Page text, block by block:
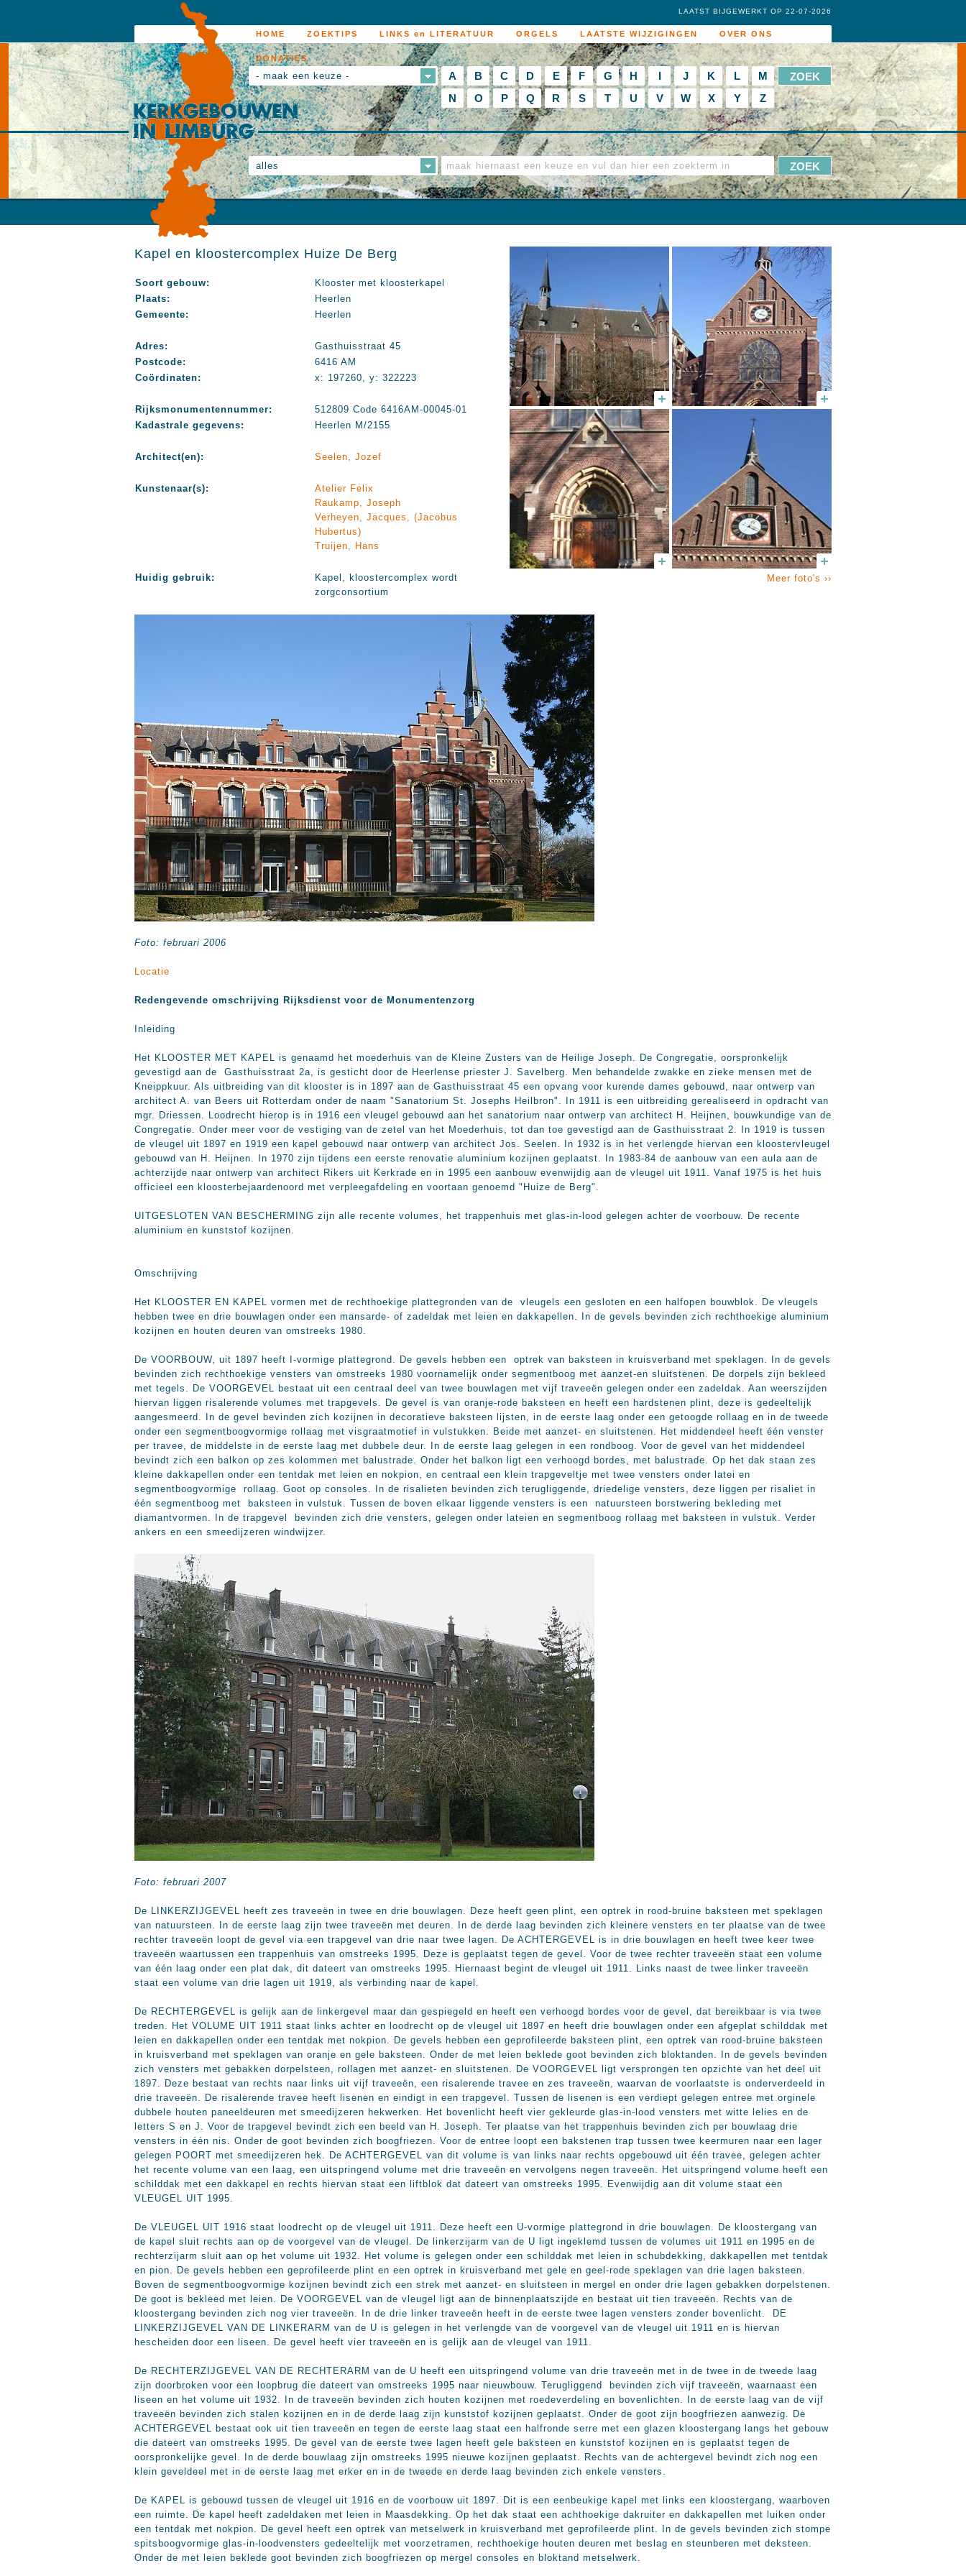
HOME ZOEKTIPS LINKS en LITERATUUR ORGELS LAATSTE WIJZIGINGEN OVER ONS
DONATIES
LAATST BIJGEWERKT OP 22-07-2026
- maak een keuze - A B C D E F G H I J K L
M
N
O P Q R S T U V W X Y Z
alles
Kapel en kloostercomplex Huize De Berg
Soort gebouw:
Klooster met kloosterkapel
Plaats:
Heerlen
Gemeente:
Heerlen
Adres:
Gasthuisstraat 45
Postcode:
6416 AM
Coördinaten:
x: 197260, y: 322223
Rijksmonumentennummer:
512809 Code 6416AM-00045-01
Kadastrale gegevens:
Heerlen M/2155
Architect(en): Seelen, Jozef
Kunstenaar(s):
Atelier Felix
Raukamp, Joseph
Verheyen, Jacques, (Jacobus
Hubertus)
Truijen, Hans
Huidig gebruik:
Kapel, kloostercomplex wordt
zorgconsortium
Meer foto's ››
Foto: februari 2006
Locatie
Redengevende omschrijving Rijksdienst voor de Monumentenzorg
Inleiding
Het KLOOSTER MET KAPEL is genaamd het moederhuis van de Kleine Zusters van de Heilige Joseph. De Congregatie, oorspronkelijk
gevestigd aan de Gasthuisstraat 2a, is gesticht door de Heerlense priester J. Savelberg. Men behandelde zwakke en zieke mensen met de
Kneippkuur. Als uitbreiding van dit klooster is in 1897 aan de Gasthuisstraat 45 een opvang voor kurende dames gebouwd, naar ontwerp van
architect A. van Beers uit Rotterdam onder de naam "Sanatorium St. Josephs Heilbron". In 1911 is een uitbreiding gerealiseerd in opdracht van
mgr. Driessen. Loodrecht hierop is in 1916 een vleugel gebouwd aan het sanatorium naar ontwerp van architect H. Heijnen, bouwkundige van de
Congregatie. Onder meer voor de vestiging van de zetel van het Moederhuis, tot dan toe gevestigd aan de Gasthuisstraat 2. In 1919 is tussen
de vleugel uit 1897 en 1919 een kapel gebouwd naar ontwerp van architect Jos. Seelen. In 1932 is in het verlengde hiervan een kloostervleugel
gebouwd van H. Heijnen. In 1970 zijn tijdens een eerste renovatie aluminium kozijnen geplaatst. In 1983-84 de aanbouw van een aula aan de
achterzijde naar ontwerp van architect Rikers uit Kerkrade en in 1995 een aanbouw evenwijdig aan de vleugel uit 1911. Vanaf 1975 is het huis
officieel een kloosterbejaardenoord met verpleegafdeling en voortaan genoemd "Huize de Berg".
UITGESLOTEN VAN BESCHERMING zijn alle recente volumes, het trappenhuis met glas-in-lood gelegen achter de voorbouw. De recente
aluminium en kunststof kozijnen.
Omschrijving
Het KLOOSTER EN KAPEL vormen met de rechthoekige plattegronden van de vleugels een gesloten en een halfopen bouwblok. De vleugels
hebben twee en drie bouwlagen onder een mansarde- of zadeldak met leien en dakkapellen. In de gevels bevinden zich rechthoekige aluminium
kozijnen en houten deuren van omstreeks 1980.
De VOORBOUW, uit 1897 heeft I-vormige plattegrond. De gevels hebben een optrek van baksteen in kruisverband met speklagen. In de gevels
bevinden zich rechthoekige vensters van omstreeks 1980 voornamelijk onder segmentboog met aanzet-en sluitstenen. De dorpels zijn bekleed
met tegels. De VOORGEVEL bestaat uit een centraal deel van twee bouwlagen met vijf traveeën gelegen onder een zadeldak. Aan weerszijden
hiervan liggen risalerende volumes met trapgevels. De gevel is van oranje-rode baksteen en heeft een hardstenen plint, deze is gedeeltelijk
aangesmeerd. In de gevel bevinden zich kozijnen in decoratieve baksteen lijsten, in de eerste laag onder een getoogde rollaag en in de tweede
onder een segmentboogvormige rollaag met visgraatmotief in vulstukken. Beide met aanzet- en sluitstenen. Het middendeel heeft één venster
per travee, de middelste in de eerste laag met dubbele deur. In de eerste laag gelegen in een rondboog. Voor de gevel van het middendeel
bevindt zich een balkon op zes kolommen met balustrade. Onder het balkon ligt een verhoogd bordes, met balustrade. Op het dak staan zes
kleine dakkapellen onder een tentdak met leien en nokpion, en centraal een klein trapgeveltje met twee vensters onder latei en
segmentboogvormige rollaag. Goot op consoles. In de risalieten bevinden zich terugliggende, driedelige vensters, deze liggen per risaliet in
één segmentboog met baksteen in vulstuk. Tussen de boven elkaar liggende vensters is een natuursteen borstwering bekleding met
diamantvormen. In de trapgevel bevinden zich drie vensters, gelegen onder lateien en segmentboog rollaag met baksteen in vulstuk. Verder
ankers en een smeedijzeren windwijzer.
Foto: februari 2007
De LINKERZIJGEVEL heeft zes traveeën in twee en drie bouwlagen. Deze heeft geen plint, een optrek in rood-bruine baksteen met speklagen
van natuursteen. In de eerste laag zijn twee traveeën met deuren. In de derde laag bevinden zich kleinere vensters en ter plaatse van de twee
rechter traveeën loopt de gevel via een trapgevel van drie naar twee lagen. De ACHTERGEVEL is in drie bouwlagen en heeft twee keer twee
traveeën waartussen een trappenhuis van omstreeks 1995. Deze is geplaatst tegen de gevel. Voor de twee rechter traveeën staat een volume
van één laag onder een plat dak, dit dateert van omstreeks 1995. Hiernaast begint de vleugel uit 1911. Links naast de twee linker traveeën
staat een volume van drie lagen uit 1919, als verbinding naar de kapel.
De RECHTERGEVEL is gelijk aan de linkergevel maar dan gespiegeld en heeft een verhoogd bordes voor de gevel, dat bereikbaar is via twee
treden. Het VOLUME UIT 1911 staat links achter en loodrecht op de vleugel uit 1897 en heeft drie bouwlagen onder een afgeplat schilddak met
leien en dakkapellen onder een tentdak met nokpion. De gevels hebben een geprofileerde baksteen plint, een optrek van rood-bruine baksteen
in kruisverband met speklagen van oranje en gele baksteen. Onder de met leien beklede goot bevinden zich bloktanden. In de gevels bevinden
zich vensters met gebakken dorpelsteen, rollagen met aanzet- en sluitstenen. De VOORGEVEL ligt versprongen ten opzichte van het deel uit
1897. Deze bestaat van rechts naar links uit vijf traveeën, een risalerende travee en zes traveeën, waarvan de voorlaatste is onderverdeeld in
drie traveeën. De risalerende travee heeft lisenen en eindigt in een trapgevel. Tussen de lisenen is een verdiept gelegen entree met orginele
dubbele houten paneeldeuren met smeedijzeren hekwerken. Het bovenlicht heeft vier gekleurde glas-in-lood vensters met witte lelies en de
letters S en J. Voor de trapgevel bevindt zich een beeld van H. Joseph. Ter plaatse van het trappenhuis bevinden zich per bouwlaag drie
vensters in één nis. Onder de goot bevinden zich boogfriezen. Voor de entree loopt een bakstenen trap tussen twee keermuren naar een lager
gelegen POORT met smeedijzeren hek. De ACHTERGEVEL van dit volume is van links naar rechts opgebouwd uit één travee, gelegen achter
het recente volume van een laag, een uitspringend volume met drie traveeën en vervolgens negen traveeën. Het uitspringend volume heeft een
schilddak met een dakkapel en rechts hiervan staat een liftblok dat dateert van omstreeks 1995. Evenwijdig aan dit volume staat een
VLEUGEL UIT 1995.
De VLEUGEL UIT 1916 staat loodrecht op de vleugel uit 1911. Deze heeft een U-vormige plattegrond in drie bouwlagen. De kloostergang van
de kapel sluit rechts aan op de voorgevel van de vleugel. De linkerzijarm van de U ligt ingeklemd tussen de volumes uit 1911 en 1995 en de
rechterzijarm sluit aan op het volume uit 1932. Het volume is gelegen onder een schilddak met leien in schubdekking, dakkapellen met tentdak
en pion. De gevels hebben een geprofileerde plint en een optrek in kruisverband met gele en geel-rode speklagen van drie lagen baksteen.
Boven de segmentboogvormige kozijnen bevindt zich een strek met aanzet- en sluitsteen in mergel en onder drie lagen gebakken dorpelstenen.
De goot is bekleed met leien. De VOORGEVEL van de vleugel ligt aan de binnenplaatszijde en bestaat uit tien traveeën. Rechts van de
kloostergang bevinden zich nog vier traveeën. In de drie linker traveeën heeft in de eerste twee lagen vensters zonder bovenlicht. DE
LINKERZIJGEVEL VAN DE LINKERARM van de U is gelegen in het verlengde van de voorgevel van de vleugel uit 1911 en is hiervan
hescheiden door een liseen. De gevel heeft vier traveeën en is gelijk aan de vleugel van 1911.
De RECHTERZIJGEVEL VAN DE RECHTERARM van de U heeft een uitspringend volume van drie traveeën met in de twee in de tweede laag
zijn doorbroken voor een loopbrug die dateert van omstreeks 1995 naar nieuwbouw. Terugliggend bevinden zich vijf traveeën, waarnaast een
liseen en het volume uit 1932. In de traveeën bevinden zich houten kozijnen met roedeverdeling en bovenlichten. In de eerste laag van de vijf
traveeën bevinden zich stalen kozijnen en in de derde laag zijn kunststof kozijnen geplaatst. Onder de goot zijn boogfriezen aanwezig. De
ACHTERGEVEL bestaat ook uit tien traveeën en tegen de eerste laag staat een halfronde serre met een glazen kloostergang langs het gebouw
die dateert van omstreeks 1995. De gevel van de eerste twee lagen heeft gele baksteen en kunststof kozijnen en is geplaatst tegen de
oorspronkelijke gevel. In de derde bouwlaag zijn omstreeks 1995 nieuwe kozijnen geplaatst. Rechts van de achtergevel bevindt zich nog een
klein geveldeel met in de eerste laag met erker en in de tweede en derde laag bevinden zich enkele vensters.
De KAPEL is gebouwd tussen de vleugel uit 1916 en de voorbouw uit 1897. Dit is een eenbeukige kapel met links een kloostergang, waarboven
een ruimte. De kapel heeft zadeldaken met leien in Maasdekking. Op het dak staat een achthoekige dakruiter en dakkapellen met luiken onder
een tentdak met nokpion. De gevel heeft een optrek van metselwerk in kruisverband met geprofileerde plint. In de gevels bevinden zich stompe
spitsboogvormige glas-in-loodvensters gedeeltelijk met voorzetramen, rechthoekige houten deuren met beslag en steunberen met deksteen.
Onder de met leien beklede goot bevinden zich boogfriezen op mergel consoles en bloktand metselwerk.